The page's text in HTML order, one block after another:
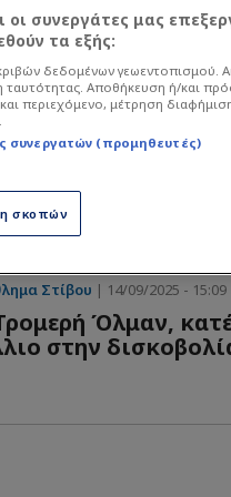
άρθρα του
στον φίλαθλο.
Στίβου | 14/09/2025 - 15:09
Όλμαν,
στην
οι συνεργάτες μας
τα εξής:
δεδομένων γεωεντοπισμού.
ταυτότητας. Αποθήκευση ή/και
περιεχόμενο, μέτρηση
συνεργατών (προμηθευτές)
σκοπών